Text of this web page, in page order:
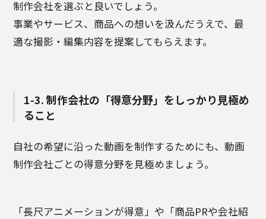
制作会社を選ぶと良いでしょう。
事業やサービス、商品への想いを汲んだうえで、最
適な撮影・編集内容を提案してもらえます。
1-3. 制作会社の「得意分野」をしっかり見極め
ること
自社の希望に沿った動画を制作するためにも、動画
制作会社ごとの得意分野を見極めましょう。
「長尺アニメーションが得意」や「商品PRや会社紹